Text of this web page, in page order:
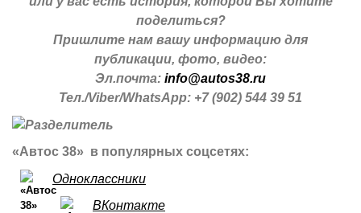
поделиться?
Пришлите нам вашу информацию для
публикации, фото, видео:
Эл.почта: info@autos38.ru
Тел./Viber/WhatsApp: +7 (902) 544 39 51
«Автос 38» в популярных соцсетях:
Одноклассники
ВКонтакте